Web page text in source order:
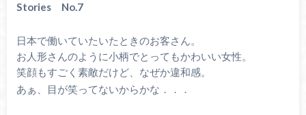
Stories No.7
日本で働いていたいたときのお客さん。
お人形さんのように小柄でとってもかわいい女性。
笑顔もすごく素敵だけど、なぜか違和感。
あぁ、目が笑ってないからかな．．．